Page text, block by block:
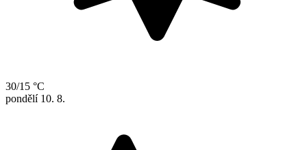
30/15 °C
pondělí 10. 8.